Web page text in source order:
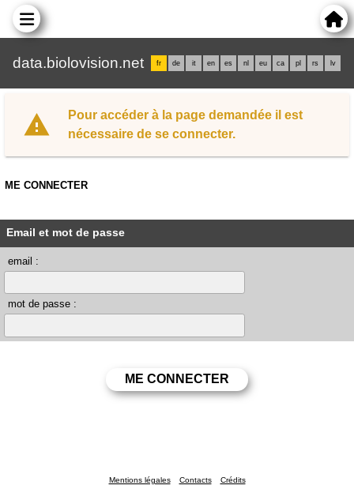
data.biolovision.net fr de it en es nl eu ca pl rs lv
Pour accéder à la page demandée il est
nécessaire de se connecter.
ME CONNECTER
Email et mot de passe
email :
mot de passe :
Mentions légales Contacts Crédits